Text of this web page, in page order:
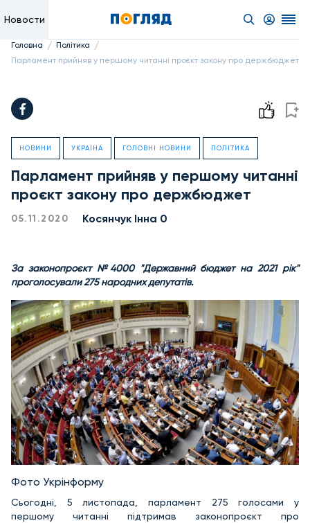
Новости
Головна / Політика /
Парламент прийняв у першому читанні проєкт закону про держбюджет
НОВИНИ УКРАЇНА ГОЛОВНІ НОВИНИ ПОЛІТИКА
Парламент прийняв у першому читанні
проєкт закону про держбюджет
05.11.2020 Косянчук Інна 0
За законопроєкт №4000 "Державний бюджет на 2021 рік"
проголосували 275 народних депутатів.
Фото Укрінформу
Сьогодні, 5 листопада, парламент 275 голосами у
першому читанні підтримав законопроєкт про